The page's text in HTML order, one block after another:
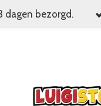
dagen bezorgd.